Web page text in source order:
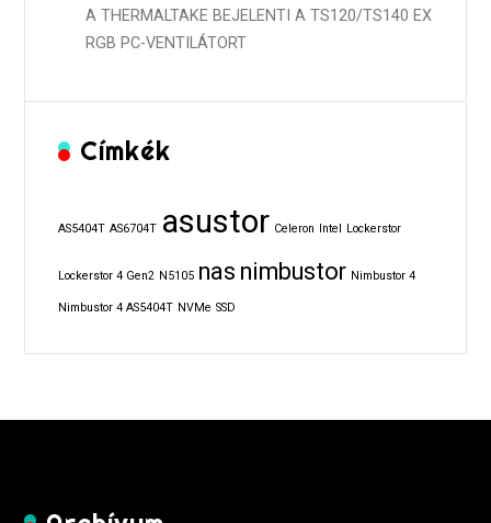
A THERMALTAKE BEJELENTI A TS120/TS140 EX
RGB PC-VENTILÁTORT
Címkék
AS5404T AS6704T asustor Celeron Intel Lockerstor
Lockerstor 4 Gen2 N5105 nas nimbustor Nimbustor 4
Nimbustor 4 AS5404T NVMe SSD